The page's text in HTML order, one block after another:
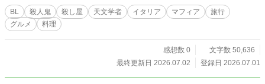
BL 殺人鬼 殺し屋 天文学者 イタリア マフィア
旅行
グルメ
料理
感想数 0
文字数 50,636
最終更新日 2026.07.02
登録日 2026.07.01